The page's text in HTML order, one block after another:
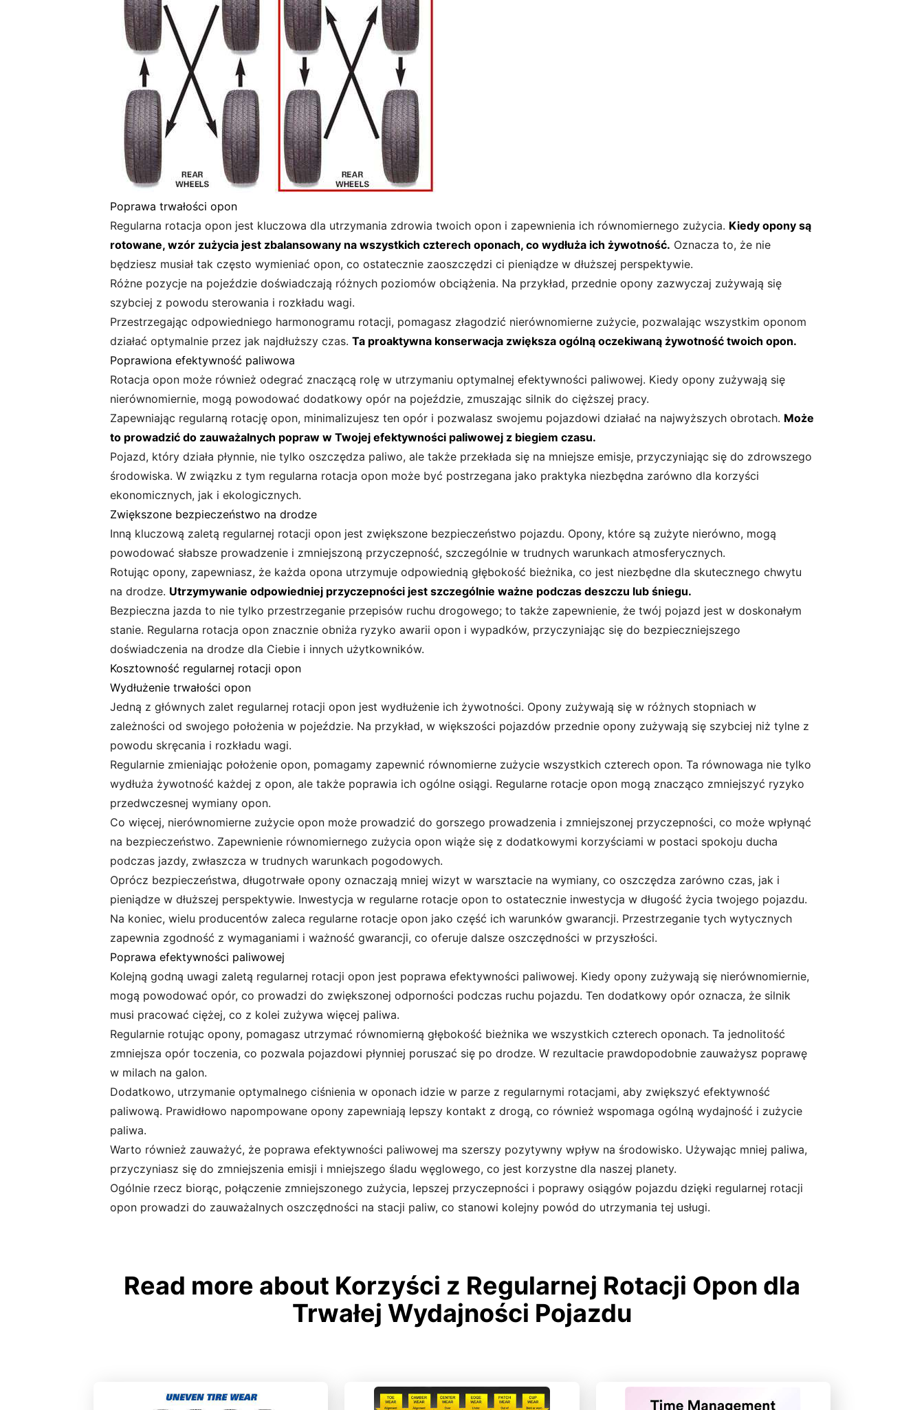
Poprawa trwałości opon
Regularna rotacja opon jest kluczowa dla utrzymania zdrowia twoich opon i zapewnienia ich równomiernego zużycia. Kiedy opony są
rotowane, wzór zużycia jest zbalansowany na wszystkich czterech oponach, co wydłuża ich żywotność. Oznacza to, że nie
będziesz musiał tak często wymieniać opon, co ostatecznie zaoszczędzi ci pieniądze w dłuższej perspektywie.
Różne pozycje na pojeździe doświadczają różnych poziomów obciążenia. Na przykład, przednie opony zazwyczaj zużywają się
szybciej z powodu sterowania i rozkładu wagi.
Przestrzegając odpowiedniego harmonogramu rotacji, pomagasz złagodzić nierównomierne zużycie, pozwalając wszystkim oponom
działać optymalnie przez jak najdłuższy czas. Ta proaktywna konserwacja zwiększa ogólną oczekiwaną żywotność twoich opon.
Poprawiona efektywność paliwowa
Rotacja opon może również odegrać znaczącą rolę w utrzymaniu optymalnej efektywności paliwowej. Kiedy opony zużywają się
nierównomiernie, mogą powodować dodatkowy opór na pojeździe, zmuszając silnik do cięższej pracy.
Zapewniając regularną rotację opon, minimalizujesz ten opór i pozwalasz swojemu pojazdowi działać na najwyższych obrotach. Może
to prowadzić do zauważalnych popraw w Twojej efektywności paliwowej z biegiem czasu.
Pojazd, który działa płynnie, nie tylko oszczędza paliwo, ale także przekłada się na mniejsze emisje, przyczyniając się do zdrowszego
środowiska. W związku z tym regularna rotacja opon może być postrzegana jako praktyka niezbędna zarówno dla korzyści
ekonomicznych, jak i ekologicznych.
Zwiększone bezpieczeństwo na drodze
Inną kluczową zaletą regularnej rotacji opon jest zwiększone bezpieczeństwo pojazdu. Opony, które są zużyte nierówno, mogą
powodować słabsze prowadzenie i zmniejszoną przyczepność, szczególnie w trudnych warunkach atmosferycznych.
Rotując opony, zapewniasz, że każda opona utrzymuje odpowiednią głębokość bieżnika, co jest niezbędne dla skutecznego chwytu
na drodze. Utrzymywanie odpowiedniej przyczepności jest szczególnie ważne podczas deszczu lub śniegu.
Bezpieczna jazda to nie tylko przestrzeganie przepisów ruchu drogowego; to także zapewnienie, że twój pojazd jest w doskonałym
stanie. Regularna rotacja opon znacznie obniża ryzyko awarii opon i wypadków, przyczyniając się do bezpieczniejszego
doświadczenia na drodze dla Ciebie i innych użytkowników.
Kosztowność regularnej rotacji opon
Wydłużenie trwałości opon
Jedną z głównych zalet regularnej rotacji opon jest wydłużenie ich żywotności. Opony zużywają się w różnych stopniach w
zależności od swojego położenia w pojeździe. Na przykład, w większości pojazdów przednie opony zużywają się szybciej niż tylne z
powodu skręcania i rozkładu wagi.
Regularnie zmieniając położenie opon, pomagamy zapewnić równomierne zużycie wszystkich czterech opon. Ta równowaga nie tylko
wydłuża żywotność każdej z opon, ale także poprawia ich ogólne osiągi. Regularne rotacje opon mogą znacząco zmniejszyć ryzyko
przedwczesnej wymiany opon.
Co więcej, nierównomierne zużycie opon może prowadzić do gorszego prowadzenia i zmniejszonej przyczepności, co może wpłynąć
na bezpieczeństwo. Zapewnienie równomiernego zużycia opon wiąże się z dodatkowymi korzyściami w postaci spokoju ducha
podczas jazdy, zwłaszcza w trudnych warunkach pogodowych.
Oprócz bezpieczeństwa, długotrwałe opony oznaczają mniej wizyt w warsztacie na wymiany, co oszczędza zarówno czas, jak i
pieniądze w dłuższej perspektywie. Inwestycja w regularne rotacje opon to ostatecznie inwestycja w długość życia twojego pojazdu.
Na koniec, wielu producentów zaleca regularne rotacje opon jako część ich warunków gwarancji. Przestrzeganie tych wytycznych
zapewnia zgodność z wymaganiami i ważność gwarancji, co oferuje dalsze oszczędności w przyszłości.
Poprawa efektywności paliwowej
Kolejną godną uwagi zaletą regularnej rotacji opon jest poprawa efektywności paliwowej. Kiedy opony zużywają się nierównomiernie,
mogą powodować opór, co prowadzi do zwiększonej odporności podczas ruchu pojazdu. Ten dodatkowy opór oznacza, że silnik
musi pracować ciężej, co z kolei zużywa więcej paliwa.
Regularnie rotując opony, pomagasz utrzymać równomierną głębokość bieżnika we wszystkich czterech oponach. Ta jednolitość
zmniejsza opór toczenia, co pozwala pojazdowi płynniej poruszać się po drodze. W rezultacie prawdopodobnie zauważysz poprawę
w milach na galon.
Dodatkowo, utrzymanie optymalnego ciśnienia w oponach idzie w parze z regularnymi rotacjami, aby zwiększyć efektywność
paliwową. Prawidłowo napompowane opony zapewniają lepszy kontakt z drogą, co również wspomaga ogólną wydajność i zużycie
paliwa.
Warto również zauważyć, że poprawa efektywności paliwowej ma szerszy pozytywny wpływ na środowisko. Używając mniej paliwa,
przyczyniasz się do zmniejszenia emisji i mniejszego śladu węglowego, co jest korzystne dla naszej planety.
Ogólnie rzecz biorąc, połączenie zmniejszonego zużycia, lepszej przyczepności i poprawy osiągów pojazdu dzięki regularnej rotacji
opon prowadzi do zauważalnych oszczędności na stacji paliw, co stanowi kolejny powód do utrzymania tej usługi.
Read more about Korzyści z Regularnej Rotacji Opon dla
Trwałej Wydajności Pojazdu